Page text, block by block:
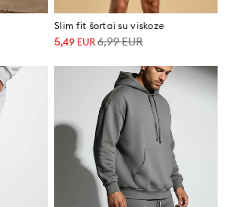
Slim fit šortai su viskoze
5,49 EUR6,99EUR